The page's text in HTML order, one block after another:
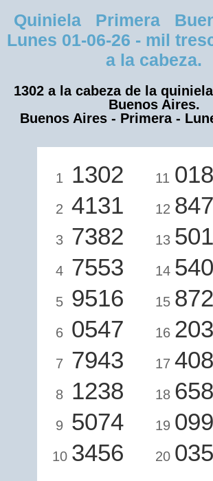
Quiniela Primera
Lunes 01-06-26 - mil
a la cabeza.
1302 a la cabeza de la
Buenos Aires.
Buenos Aires - Primera -
1 1302
2 4131
3 7382
4 7553
5 9516
6 0547
7 7943
8 1238
9 5074
10 3456
11
12
13
14
15
16
17
18
19
20